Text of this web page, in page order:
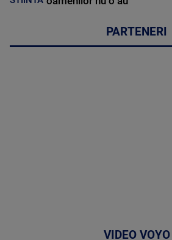
PARTENERI
VIDEO VOYO